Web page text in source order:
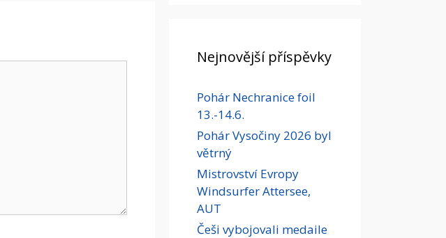
Nejnovější příspěvky
Pohár Nechranice foil
13.-14.6.
Pohár Vysočiny 2026 byl
větrný
Mistrovství Evropy
Windsurfer Attersee,
AUT
Češi vybojovali medaile